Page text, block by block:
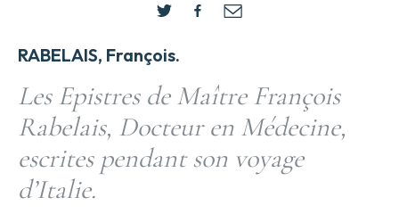
RABELAIS, François.
Les Epistres de Maître François
Rabelais, Docteur en Médecine,
escrites pendant son voyage
d’Italie.